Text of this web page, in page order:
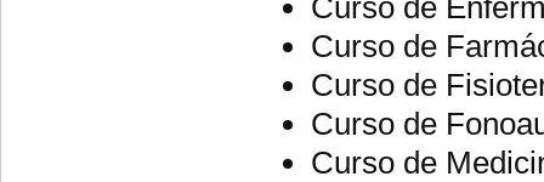
Curso de
Curso de
Curso de
Curso de
Curso de